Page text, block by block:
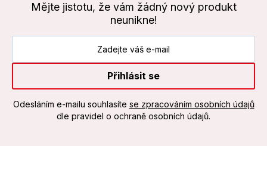
Mějte jistotu, že vám žádný nový produkt
neunikne!
Přihlásit se
Odesláním e-mailu souhlasíte se zpracováním osobních údajů
dle pravidel o ochraně osobních údajů.